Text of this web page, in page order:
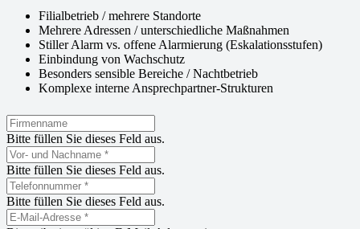
Filialbetrieb / mehrere Standorte
Mehrere Adressen / unterschiedliche Maßnahmen
Stiller Alarm vs. offene Alarmierung (Eskalationsstufen)
Einbindung von Wachschutz
Besonders sensible Bereiche / Nachtbetrieb
Komplexe interne Ansprechpartner-Strukturen
Bitte füllen Sie dieses Feld aus.
Bitte füllen Sie dieses Feld aus.
Bitte füllen Sie dieses Feld aus.